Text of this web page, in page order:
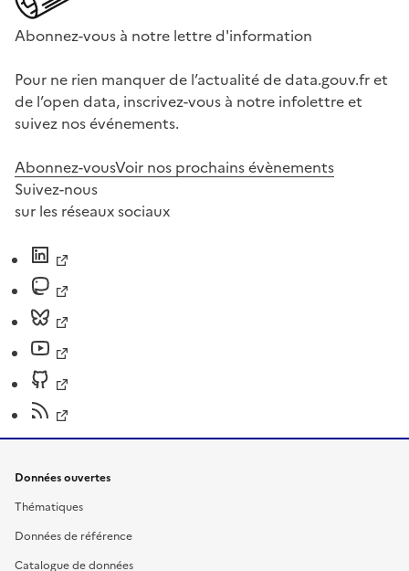
Abonnez-vous à notre lettre d'information
Pour ne rien manquer de l’actualité de data.gouv.fr et
de l’open data, inscrivez-vous à notre infolettre et
suivez nos événements.
Abonnez-vousVoir nos prochains évènements
Suivez-nous
sur les réseaux sociaux
Données ouvertes
Thématiques
Données de référence
Catalogue de données